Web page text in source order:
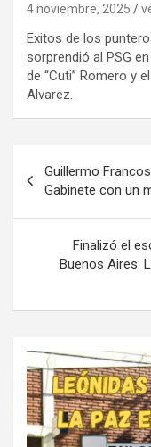
4 noviembre, 2025
Exitos de los
sorprendió al PSG
de “Cuti” Romero y
Alvarez.
de
entradas
Guillermo
Gabinete con un
Finalizó el
Buenos Aires: